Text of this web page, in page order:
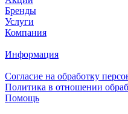
Бренды
Услуги
Компания
Информация
Согласие на обработку
Политика в отношении
Помощь